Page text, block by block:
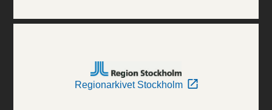
Regionarkivet Stockholm